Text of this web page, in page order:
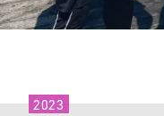
2023